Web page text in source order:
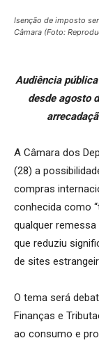
Isenção de imposto
Câmara (Foto:
Audiência
desde agosto
A Câmara dos
(28) a
compras
conhecida como
qualquer
que reduziu
de sites
O tema será
Finanças e
ao consumo e